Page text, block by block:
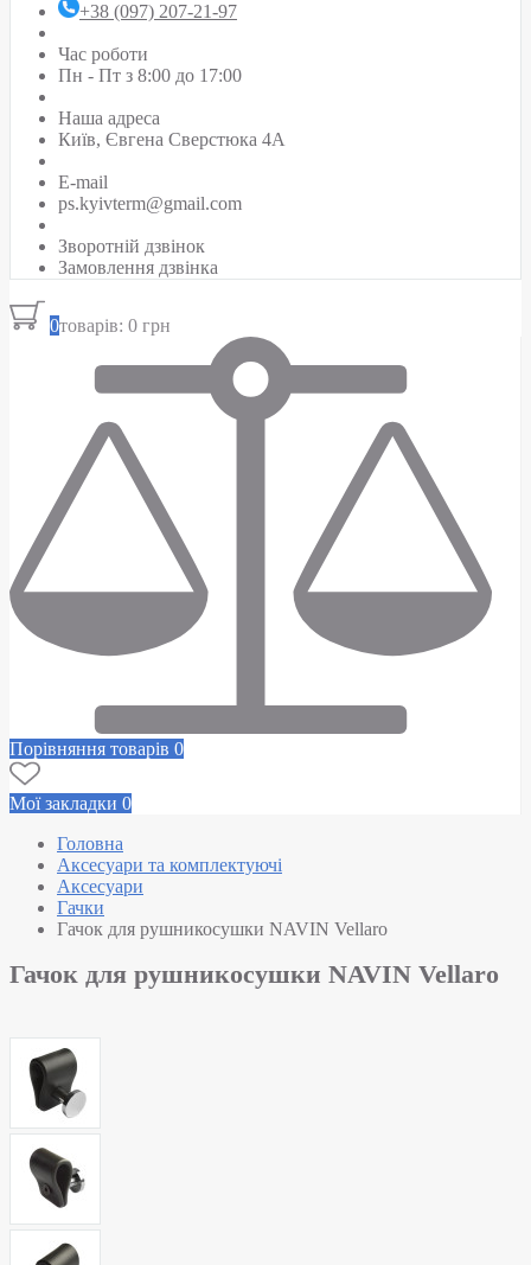
+38 (097) 207-21-97
Час роботи
Пн - Пт з 8:00 до 17:00
Наша адреса
Київ, Євгена Сверстюка 4А
E-mail
ps.kyivterm@gmail.com
Зворотній дзвінок
Замовлення дзвінка
0товарів: 0 грн
Порівняння товарів 0
Мої закладки 0
Головна
Аксесуари та комплектуючі
Аксесуари
Гачки
Гачок для рушникосушки NAVIN Vellaro
Гачок для рушникосушки NAVIN Vellaro